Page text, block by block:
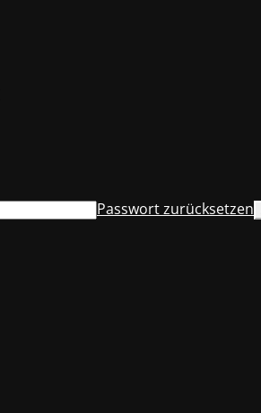
Passwort zurücksetzen